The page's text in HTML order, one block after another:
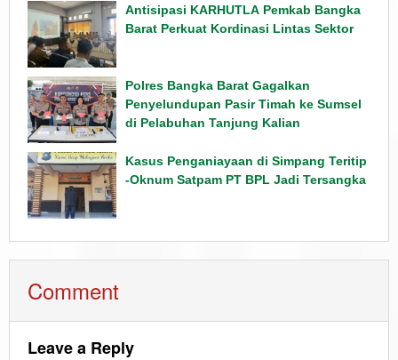
Tahun 2026
Antisipasi KARHUTLA Pemkab Bangka
Barat Perkuat Kordinasi Lintas Sektor
Polres Bangka Barat Gagalkan
Penyelundupan Pasir Timah ke Sumsel
di Pelabuhan Tanjung Kalian
Kasus Penganiayaan di Simpang Teritip
-Oknum Satpam PT BPL Jadi Tersangka
Comment
Leave a Reply